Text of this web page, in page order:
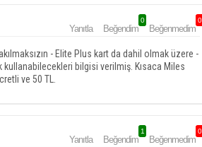
Yanıtla Beğendim
0
Beğenmedim
0
- Elite Plus kart da dahil olmak üzere -
bilgisi verilmiş. Kısaca Miles
ve 50 TL.
Yanıtla Beğendim
1
Beğenmedim
0